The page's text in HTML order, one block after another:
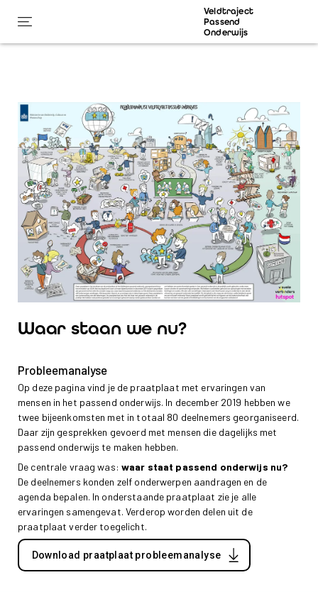
Veldtraject
Passend
Onderwijs
Waar staan we nu?
Probleemanalyse
Op deze pagina vind je de praatplaat met ervaringen van
mensen in het passend onderwijs. In december 2019 hebben we
twee bijeenkomsten met in totaal 80 deelnemers georganiseerd.
Daar zijn gesprekken gevoerd met mensen die dagelijks met
passend onderwijs te maken hebben.
De centrale vraag was:waar staat passend onderwijs nu?
De deelnemers konden zelf onderwerpen aandragen en de
agenda bepalen. In onderstaande praatplaat zie je alle
ervaringen samengevat. Verderop worden delen uit de
praatplaat verder toegelicht.
Download praatplaat probleemanalyse